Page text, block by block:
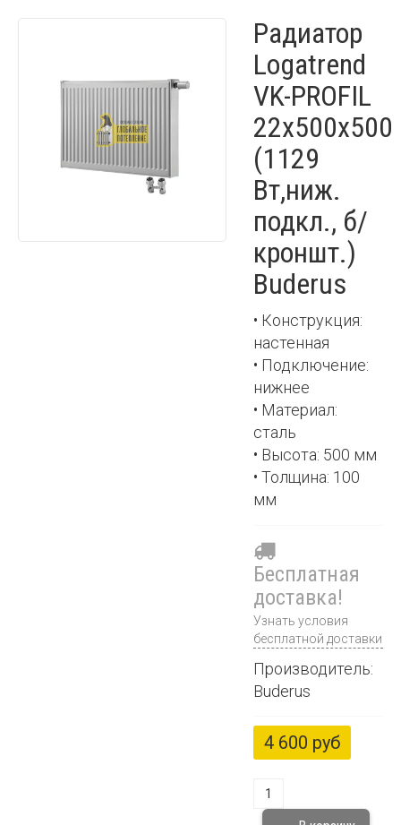
Радиатор
Logatrend
VK-PROFIL
22x500x500
(1129
Вт,ниж.
подкл., б/
кроншт.)
Buderus
• Конструкция:
настенная
• Подключение:
нижнее
• Материал:
сталь
• Высота: 500 мм
• Толщина: 100
мм
Бесплатная
доставка!
Узнать условия
бесплатной доставки
Производитель:
Buderus
4 600 руб